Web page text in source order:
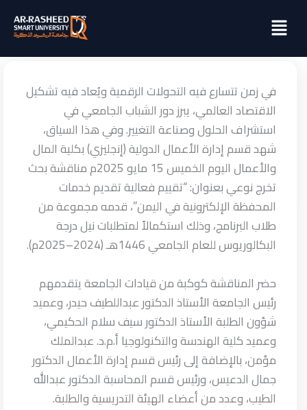
Menu
في زمن تتسارع فيه التحولات الرقمية ويُعاد فيه تشكيل
الاقتصاد العالمي، يبرز دور الشباب الجامعي في
استشراف الحلول وصناعة التغيير. وفي هذا السياق،
شهد قسم إدارة الأعمال الدولية (إنجليزي) بكلية المال
والأعمال اليوم الخميس 15 مايو 2025م مناقشة بحث
تخرج نوعي بعنوان: “تقييم فعالية تقديم خدمات
المحفظة الإلكترونية في اليمن”، قدمه مجموعة من
طلاب البرنامج، وذلكاستكمالاً لمتطلبات نيل درجة
البكالوريوس للعام الجامعي 1446هـ (2024–2025م).
حضر المناقشة كوكبة من قيادات الجامعة يتقدمهم
رئيس الجامعة الأستاذ الدكتور عبداللطيف حيدر، وعميد
شؤون الطلبة الأستاذ الدكتور سيف سلام الحكيمي،
وعميد كلية الهندسة والتكنولوجيا أ.م.د. عبدالملك
مؤمن، بالإضافة إلى رئيس قسم إدارة الأعمال الدكتور
جمال الدعيس، ورئيس قسم المحاسبة الدكتور عبدالله
الطيب، وعدد من أعضاء الهيئة التدريسية والطلبة.